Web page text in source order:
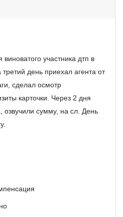
участника дтп в
день приехал агента от
сделал осмотр
карточки. Через 2 дня
озвучили сумму, на сл. День